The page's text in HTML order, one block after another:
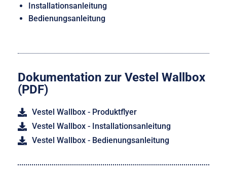
Installationsanleitung
Bedienungsanleitung
Dokumentation zur Vestel Wallbox
(PDF)
Vestel Wallbox - Produktflyer
Vestel Wallbox - Installationsanleitung
Vestel Wallbox - Bedienungsanleitung